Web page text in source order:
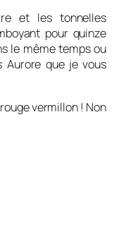
et les tonnelles
pour quinze
le même temps ou
que je vous
vermillon ! Non